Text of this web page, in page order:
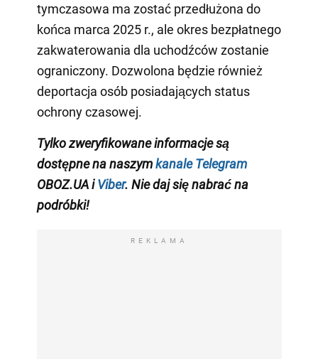
tymczasowa ma zostać przedłużona do
końca marca 2025 r., ale okres bezpłatnego
zakwaterowania dla uchodźców zostanie
ograniczony. Dozwolona będzie również
deportacja osób posiadających status
ochrony czasowej.
Tylko zweryfikowane informacje są
dostępne na naszymkanale Telegram
OBOZ.UA iViber. Nie daj się nabrać na
podróbki!
REKLAMA